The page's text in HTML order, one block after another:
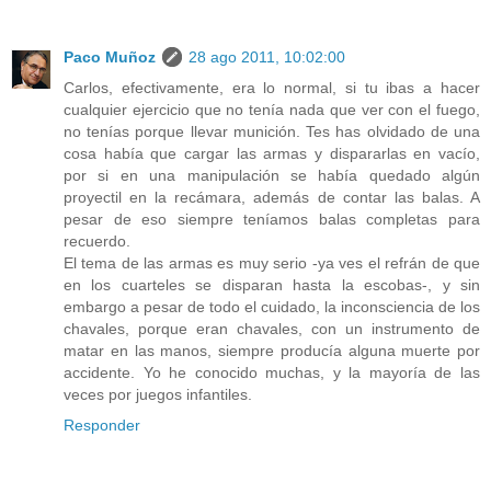
Paco Muñoz
28 ago 2011, 10:02:00
Carlos, efectivamente, era lo normal, si tu ibas a hacer
cualquier ejercicio que no tenía nada que ver con el fuego,
no tenías porque llevar munición. Tes has olvidado de una
cosa había que cargar las armas y dispararlas en vacío,
por si en una manipulación se había quedado algún
proyectil en la recámara, además de contar las balas. A
pesar de eso siempre teníamos balas completas para
recuerdo.
El tema de las armas es muy serio -ya ves el refrán de que
en los cuarteles se disparan hasta la escobas-, y sin
embargo a pesar de todo el cuidado, la inconsciencia de los
chavales, porque eran chavales, con un instrumento de
matar en las manos, siempre producía alguna muerte por
accidente. Yo he conocido muchas, y la mayoría de las
veces por juegos infantiles.
Responder